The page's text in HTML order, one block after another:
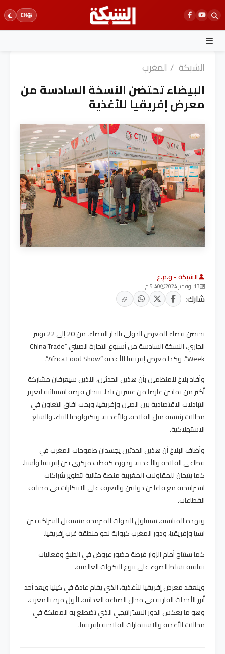
Skip
to
content
EN
الشبكة / المغرب
البيضاء تحتضن النسخة السادسة من
معرض إفريقيا للأغذية
الشبكة - و.م.ع
13 نوفمبر 2024 5:40 م
شارك:
يحتضن فضاء المعرض الدولي بالدار البيضاء، من 20 إلى 22 نونبر
الجاري، النسخة السادسة من أسبوع التجارة الصيني “China Trade
Week”، وكذا معرض إفريقيا للأغذية “Africa Food Show”.
وأفاد بلاغ للمنظمين بأن هذين الحدثين، اللذين سيعرفان مشاركة
أكثر من ثمانين عارضا من عشرين بلدا، يتيحان فرصة استثنائية لتعزيز
التبادلات الاقتصادية بين الصين وإفريقيا، وبحث آفاق التعاون في
مجالات رئيسية مثل الفلاحة، والأغذية، وتكنولوجيا البناء، والسلع
الاستهلاكية.
وأضاف البلاغ أن هذين الحدثين يجسدان طموحات المغرب في
قطاعي الفلاحة والأغذية، ودوره كقطب مركزي بين إفريقيا وآسيا.
كما يتيحان للمقاولات المغربية منصة مثالية لتطوير شراكات
استراتيجية مع فاعلين دوليين والتعرف على الابتكارات في مختلف
القطاعات.
وبهذه المناسبة، ستتناول الندوات المبرمجة مستقبل الشراكة بين
آسيا وإفريقيا، ودور المغرب كبوابة نحو منطقة غرب إفريقيا.
كما ستتاح أمام الزوار فرصة حضور عروض في الطبخ وفعاليات
ثقافية تسلط الضوء على تنوع النكهات العالمية.
وينعقد معرض إفريقيا للأغذية، الذي يقام عادة في كينيا ويعد أحد
أبرز الأحداث القارية في مجال الصناعة الغذائية، لأول مرة بالمغرب،
وهو ما يعكس الدور الاستراتيجي الذي تضطلع به المملكة في
مجالات الأغذية والاستثمارات الفلاحية بإفريقيا.